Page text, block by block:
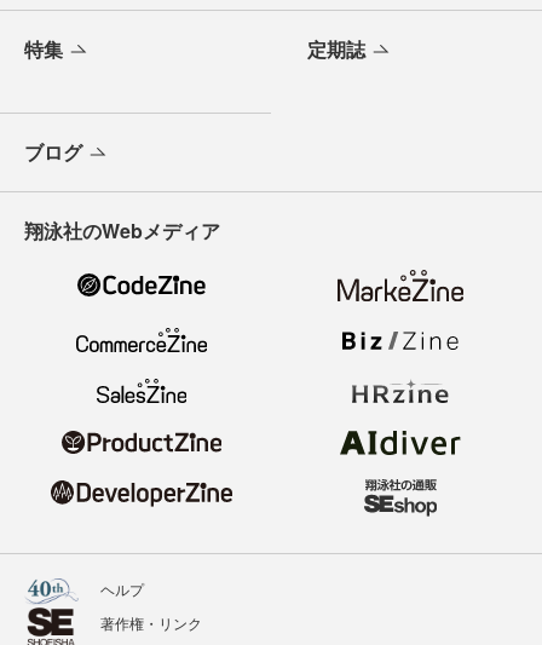
特集 定期誌
ブログ
翔泳社のWebメディア
ヘルプ
著作権・リンク